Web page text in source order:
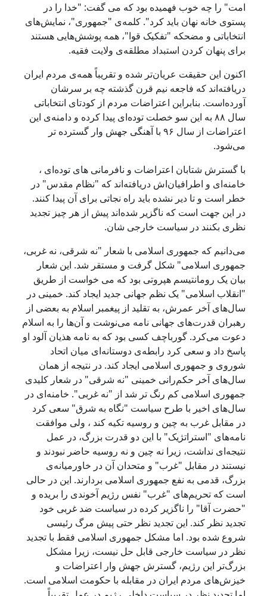
امت" را چه خوب فهمیده بود که می گفت: "خدا را در
پستوی خانه نهان باید کرد". کلمه‌ی "جمهوری"، نمایش‌های
انتخاباتی و مضحکه "تفکیک قوا"، همه پوشش‌هایی هستند
برای پنهان کردن استبداد مطلقه‌ی ولایت فقیه.
اکنون این حقیقت عریان‌تر شده و تقریباً همه‌ی مردم ایران
دریافته‌اند که فاجعه نیم قرن گذشته چه بر سرشان
آورده‌است. بنابراین اعتراضات مردم از کودتای انتخاباتی
سال ۸۸ به این سو خصلت توده‌ای پیدا کرده و دامنه‌ی این
اعتراضات از سال ۹۶ با آهنگی جهش وار گسترده تر
می‌شود.
با گسترش شتابان اعتراضات و نافرمانی‌ های توده‌ای ،
خامنه‌ای و اطرافیان‌اش دریافته‌اند که "نظام مقدس" در
خطر است و تا دیر نشده باید راه نجاتی برای آن پیدا کنند.
در این جهت است که ناگزیر شده‌اند پیش از هر چیز تجدید
نظری بکنند در سیاست خارجی شان.
می‌دانیم که جمهوری اسلامی با شعار "نه شرقی، نه غربی،
جمهوری اسلامی" شکل گرفت و مستقر شد. این شعار
بیان یک رومانتیسم هپروتی بود که می خواست از طریق
"انقلاب اسلامی" یک نظم جهانی جدید ایجاد کند. خمینی در
سال‌های آخر عمرش‌، به تقلید از پیغمبر اسلام به بعضی از
رهبران قدرت‌های جهانی نامه می‌نوشت و آن‌ها را به اسلام
دعوت می‌کرد. گورباچف کسی بود که به نامه هذیان آلود او
پاسخ داد و سعی کرد رابطه‌ی دوستانه‌ای میان اتحاد
شوروی و جمهوری اسلامی ایجاد کند. در نتیجه از همان
سال‌های آخر حکم‌رانی خمینی "نه شرقی" در شعار کلیدی
جمهوری اسلامی کم رنگ تر شد از "نه غربی". خامنه‌ای در
سال‌های اخیر با طرح سیاست "نگاه به شرق" سعی کرد
در مقابل غرب به چین و روسیه تکیه کند ، ولی موافقت
نامه‌های "استراتژیک" با این دو قدرت بزرگ‌، در عمل
نتیجه‌ای نداشت، زیرا نه چین و نه روسیه حاضر نبودند و
نیستند در مقابل "غرب" و متحدان آن در خاورمیانه‌ی
بزرگ، قدمی به نفع جمهوری اسلامی بردارند. این در حالی
است که تحریم‌های "غرب" نفس رژیم آخوندی را بریده و
"حضرت آقا" را ناگزیر کرده در سیاست ضد غربی خود
تجدید‌ نظر کند. این تجدید نظر حتی پیش مرگ رئیسی
شروع شده بود. اما مشکل جمهوری اسلامی فقط با تجدید
نظر در سیاست خارجی قابل حل نیست، زیرا مشکل
بزرگ‌تر این رژیم، گسترش جهش وار اعتراضات و
خیزش‌های مردم ایران در مقابله با حکومت اسلامی است.